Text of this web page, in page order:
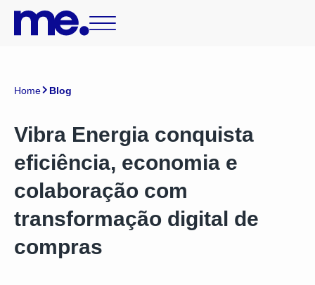
Home Blog
Vibra Energia conquista
eficiência, economia e
colaboração com
transformação digital de
compras